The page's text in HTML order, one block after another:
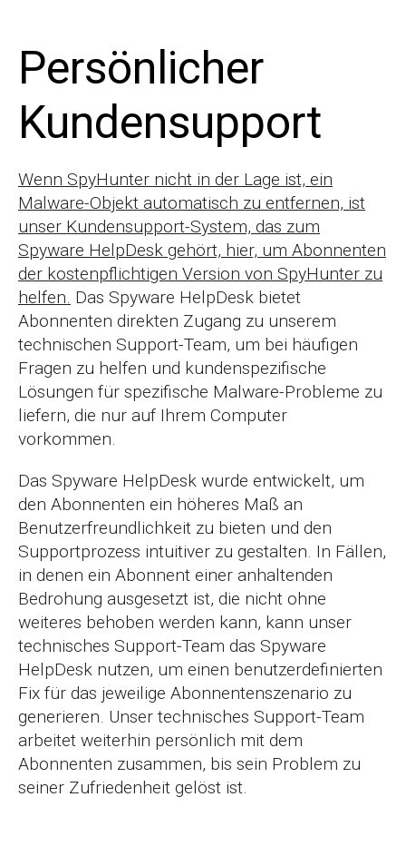
Persönlicher
Kundensupport
Wenn SpyHunter nicht in der Lage ist, ein
Malware-Objekt automatisch zu entfernen, ist
unser Kundensupport-System, das zum
Spyware HelpDesk gehört, hier, um Abonnenten
der kostenpflichtigen Version von SpyHunter zu
helfen. Das Spyware HelpDesk bietet
Abonnenten direkten Zugang zu unserem
technischen Support-Team, um bei häufigen
Fragen zu helfen und kundenspezifische
Lösungen für spezifische Malware-Probleme zu
liefern, die nur auf Ihrem Computer
vorkommen.
Das Spyware HelpDesk wurde entwickelt, um
den Abonnenten ein höheres Maß an
Benutzerfreundlichkeit zu bieten und den
Supportprozess intuitiver zu gestalten. In Fällen,
in denen ein Abonnent einer anhaltenden
Bedrohung ausgesetzt ist, die nicht ohne
weiteres behoben werden kann, kann unser
technisches Support-Team das Spyware
HelpDesk nutzen, um einen benutzerdefinierten
Fix für das jeweilige Abonnentenszenario zu
generieren. Unser technisches Support-Team
arbeitet weiterhin persönlich mit dem
Abonnenten zusammen, bis sein Problem zu
seiner Zufriedenheit gelöst ist.